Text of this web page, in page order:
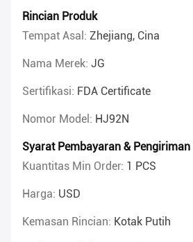
Rincian Produk
Tempat Asal: Zhejiang, Cina
Nama Merek: JG
Sertifikasi: FDA Certificate
Nomor Model: HJ92N
Syarat Pembayaran & Pengiriman
Kuantitas Min Order: 1 PCS
Harga: USD
Kemasan Rincian: Kotak Putih